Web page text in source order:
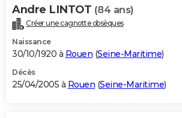
Andre LINTOT (84 ans)
Créer une cagnotte obsèques
Naissance
30/10/1920 à Rouen (Seine-Maritime)
Décès
25/04/2005 à Rouen (Seine-Maritime)